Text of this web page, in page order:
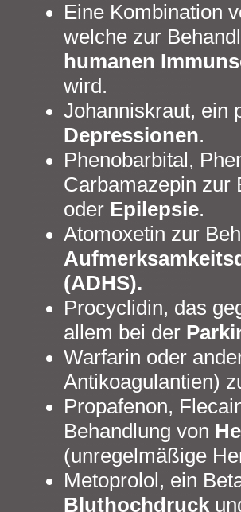
Eine Kombination
welche zur
humanen
wird.
Johanniskraut, ein
Depressionen.
Phenobarbital,
Carbamazepin zur
oder Epilepsie.
Atomoxetin zur
(ADHS).
Procyclidin, das
allem bei der
Warfarin oder
Antikoagulantien)
Propafenon,
Behandlung von
(unregelmäßige
Metoprolol, ein
Bluthochdruck